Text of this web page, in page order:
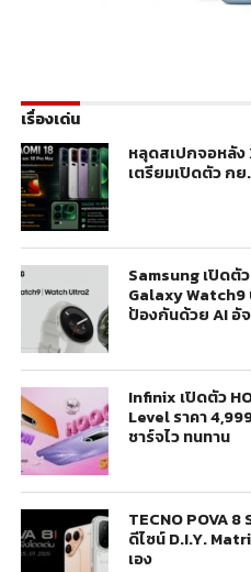
เรื่องเด่น
หลุดสเปกจอหลัง
เตรียมเปิดตัว ก
Samsung เปิดตั
Galaxy
ป้องกันด้วย AI อั
Infinix เปิดตัว
Level ราคา
ชาร์จไว ทนทาน
TECNO POVA
ดีไซน์ D.I.Y.
เอง